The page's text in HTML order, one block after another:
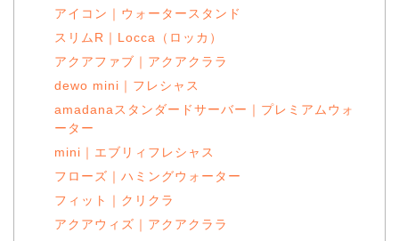
アイコン｜ウォータースタンド
スリムR｜Locca（ロッカ）
アクアファブ｜アクアクララ
dewo mini｜フレシャス
amadanaスタンダードサーバー｜プレミアムウォ
ーター
mini｜エブリィフレシャス
フローズ｜ハミングウォーター
フィット｜クリクラ
アクアウィズ｜アクアクララ